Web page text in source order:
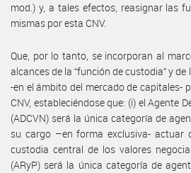
mod.) y, a tales efectos, reasignar las
mismas por esta CNV.
Que, por lo tanto, se incorporan al
alcances de la “función de custodia” y
-en el ámbito del mercado de capitales-
CNV, estableciéndose que: (i) el Agente
(ADCVN) será la única categoría de
su cargo –en forma exclusiva- actuar
custodia central de los valores
(ARyP) será la única categoría de